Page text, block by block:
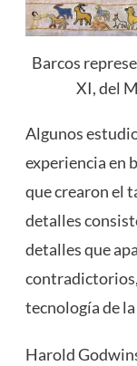
Barcos
XI, del
Algunos
experiencia en
que crearon el
detalles
detalles que
tecnología de
Harold